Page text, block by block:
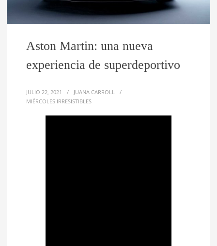
Aston Martin: una nueva
experiencia de superdeportivo
JULIO 22, 2021 / JUANA CARROLL
/
MIÉRCOLES IRRESISTIBLES